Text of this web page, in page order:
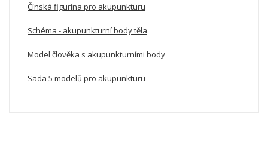
Čínská figurína pro akupunkturu
Schéma - akupunkturní body těla
Model člověka s akupunkturními body
Sada 5 modelů pro akupunkturu